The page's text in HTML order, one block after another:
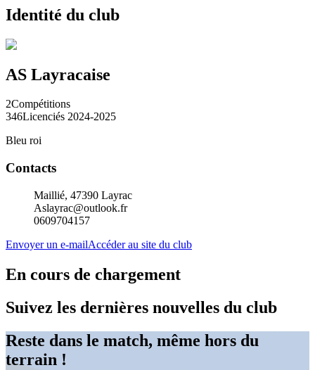
Identité du club
AS Layracaise
2Compétitions
346Licenciés 2024-2025
Bleu roi
Contacts
Maillié, 47390 Layrac
Aslayrac@outlook.fr
0609704157
Envoyer un e-mailAccéder au site du club
En cours de chargement
Suivez les dernières nouvelles du club
Reste dans le match, même hors du
terrain !